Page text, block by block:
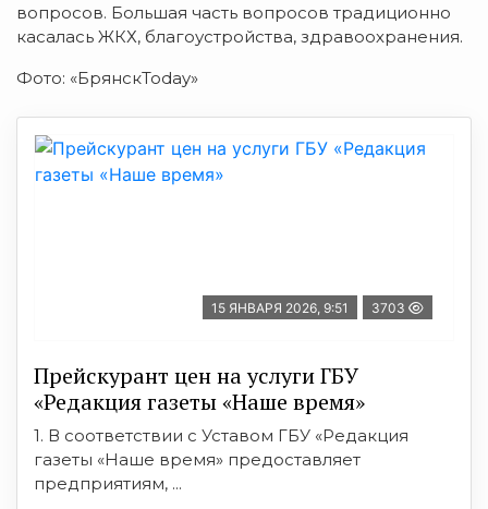
вопросов. Большая часть вопросов традиционно
касалась ЖКХ, благоустройства, здравоохранения.
Фото: «БрянскToday»
15 ЯНВАРЯ 2026, 9:51 3703
Прейскурант цен на услуги ГБУ
«Редакция газеты «Наше время»
1. В соответствии с Уставом ГБУ «Редакция
газеты «Наше время» предоставляет
предприятиям, ...